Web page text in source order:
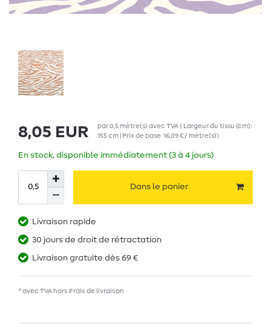
8,05 EUR par0,5 mètre(s) avec TVA( Largeur du tissu (cm):
155 cm | Prix de base 16,09 € / mètre(s))
En stock, disponible immédiatement (3 à 4 jours)
Dans le panier
Livraison rapide
30 jours de droit de rétractation
Livraison gratuite dès 69 €
* avec TVA hors Frais de livraison